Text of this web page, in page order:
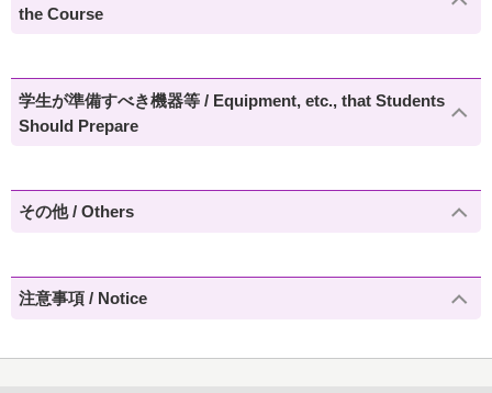
the Course
学生が準備すべき機器等 / Equipment, etc., that Students
Should Prepare
その他 / Others
注意事項 / Notice